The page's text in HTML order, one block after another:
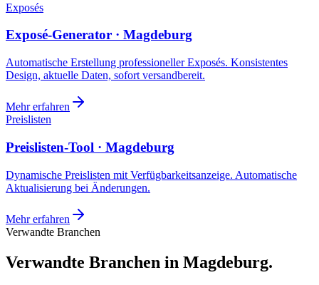
Exposés
Exposé-Generator · Magdeburg
Automatische Erstellung professioneller Exposés. Konsistentes
Design, aktuelle Daten, sofort versandbereit.
Mehr erfahren
Preislisten
Preislisten-Tool · Magdeburg
Dynamische Preislisten mit Verfügbarkeitsanzeige. Automatische
Aktualisierung bei Änderungen.
Mehr erfahren
Verwandte Branchen
Verwandte Branchen in Magdeburg.